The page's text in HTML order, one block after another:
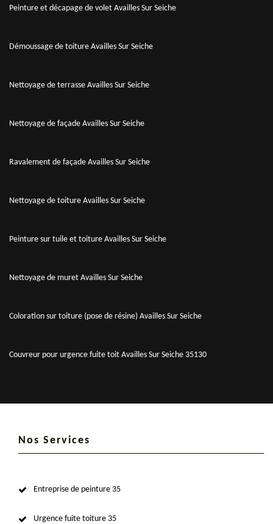
Peinture et décapage de volet Availles Sur Seiche
Démoussage de toiture Availles Sur Seiche
Nettoyage de terrasse Availles Sur Seiche
Nettoyage de façade Availles Sur Seiche
Ravalement de façade Availles Sur Seiche
Nettoyage de toiture Availles Sur Seiche
Peinture sur tuile et toiture Availles Sur Seiche
Nettoyage de muret Availles Sur Seiche
Coloration sur toiture (pose de résine) Availles Sur Seiche
Couvreur pour urgence fuite toit Availles Sur Seiche 35130
Nos Services
Entreprise de peinture 35
Urgence fuite toiture 35